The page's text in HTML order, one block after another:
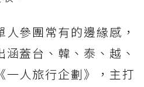
參團常有的邊緣感，
蓋台、韓、泰、越、
一人旅行企劃》，主打